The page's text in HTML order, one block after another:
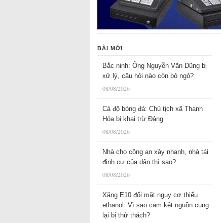
BÀI MỚI
Bắc ninh: Ông Nguyễn Văn Dũng bị
xử lý, câu hỏi nào còn bỏ ngỏ?
08/08/2026
Cá độ bóng đá: Chủ tịch xã Thanh
Hóa bị khai trừ Đảng
08/08/2026
Nhà cho công an xây nhanh, nhà tái
định cư của dân thì sao?
08/08/2026
Xăng E10 đối mặt nguy cơ thiếu
ethanol: Vì sao cam kết nguồn cung
lại bị thử thách?